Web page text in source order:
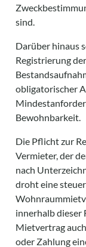
sind.
Darüber hinaus
Registrierung
obligatorischer
Bewohnbarkeit.
Die Pflicht zur
Vermieter, der
nach
droht eine
innerhalb dieser
Mietvertrag
oder Zahlung